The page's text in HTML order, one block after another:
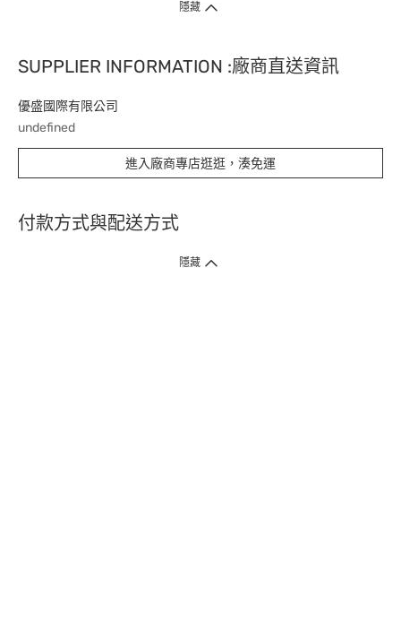
隱藏
SUPPLIER INFORMATION :廠商直送資訊
優盛國際有限公司
undefined
進入廠商專店逛逛，湊免運
付款方式與配送方式
隱藏